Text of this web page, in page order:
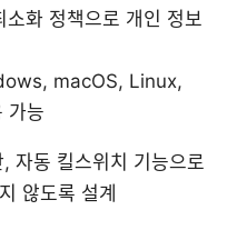
화 정책으로 개인 정보
macOS, Linux,
가능
자동 킬스위치 기능으로
않도록 설계